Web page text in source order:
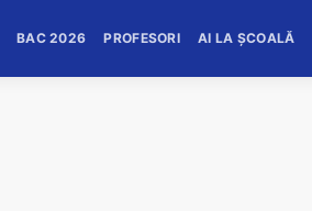
BAC 2026 PROFESORI AI LA ȘCOALĂ